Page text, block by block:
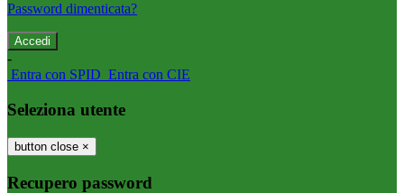
Password dimenticata?
-
Entra con SPID Entra con CIE
Seleziona utente
button close ×
Recupero password